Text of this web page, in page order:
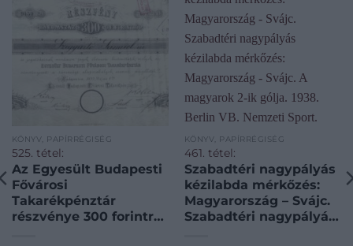
KÖNYV, PAPÍRRÉGISÉG
525. tétel:
Az Egyesült Budapesti
Fővárosi
Takarékpénztár
részvénye 300 forintról.
KÖNYV, PAPÍRRÉGISÉG
461. tétel:
Szabadtéri nagypályás
kézilabda mérkőzés:
Magyarország – Svájc.
Szabadtéri nagypályás